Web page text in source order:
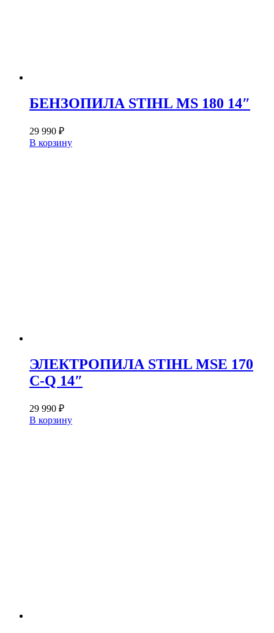
БЕНЗОПИЛА STIHL MS 180 14″
29 990 ₽
В корзину
ЭЛЕКТРОПИЛА STIHL MSE 170
C-Q 14″
29 990 ₽
В корзину